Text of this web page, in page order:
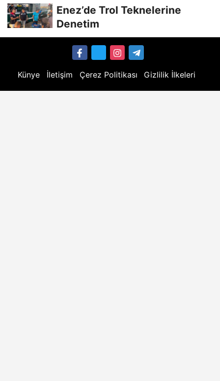
Enez’de Trol Teknelerine
Denetim
Künye İletişim Çerez Politikası Gizlilik İlkeleri